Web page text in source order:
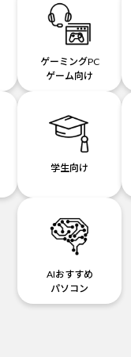
ゲーミングPC
ゲーム向け
学生向け
AIおすすめ
パソコン